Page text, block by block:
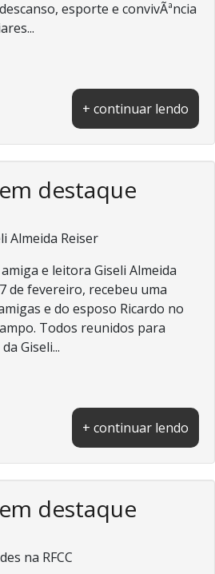
esporte e convivÃªncia
+ continuar lendo
destaque
Almeida Reiser
e leitora Giseli Almeida
de fevereiro, recebeu uma
e do esposo Ricardo no
Todos reunidos para
Giseli...
+ continuar lendo
destaque
na RFCC